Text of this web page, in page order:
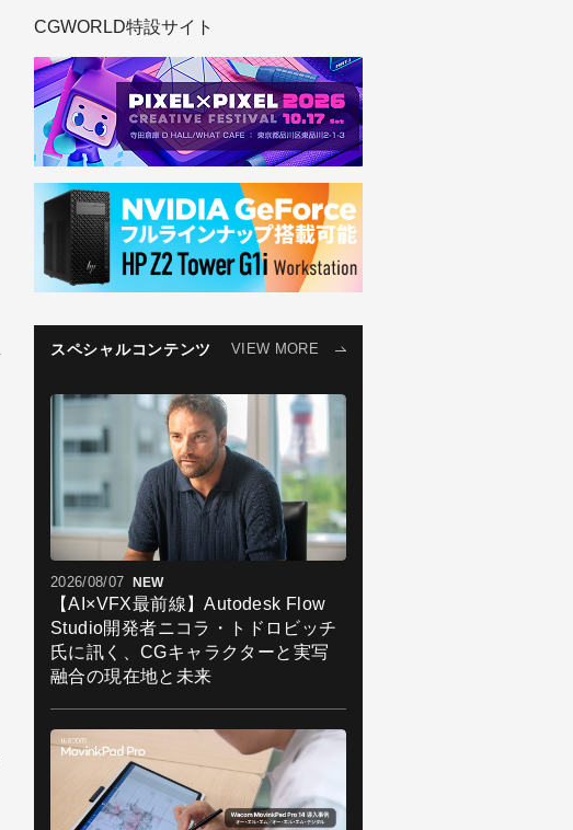
CGWORLD特設サイト
スペシャルコンテンツ VIEW MORE
2026/08/07 NEW
【AI×VFX最前線】Autodesk Flow
Studio開発者ニコラ・トドロビッチ
氏に訊く、CGキャラクターと実写
融合の現在地と未来